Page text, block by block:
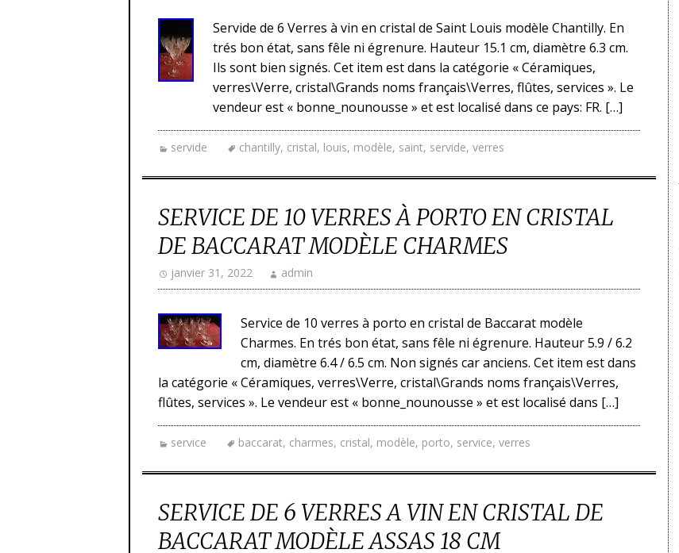
Servide de 6 Verres à vin en cristal de Saint Louis modèle Chantilly. En
trés bon état, sans fêle ni égrenure. Hauteur 15.1 cm, diamètre 6.3 cm.
Ils sont bien signés. Cet item est dans la catégorie « Céramiques,
verres\Verre, cristal\Grands noms français\Verres, flûtes, services ». Le
vendeur est « bonne_nounousse » et est localisé dans ce pays: FR. […]
servide chantilly, cristal, louis, modèle, saint, servide, verres
SERVICE DE 10 VERRES À PORTO EN CRISTAL
DE BACCARAT MODÈLE CHARMES
janvier 31, 2022 admin
Service de 10 verres à porto en cristal de Baccarat modèle
Charmes. En trés bon état, sans fêle ni égrenure. Hauteur 5.9 / 6.2
cm, diamètre 6.4 / 6.5 cm. Non signés car anciens. Cet item est dans
la catégorie « Céramiques, verres\Verre, cristal\Grands noms français\Verres,
flûtes, services ». Le vendeur est « bonne_nounousse » et est localisé dans […]
service baccarat, charmes, cristal, modèle, porto, service, verres
SERVICE DE 6 VERRES A VIN EN CRISTAL DE
BACCARAT MODÈLE ASSAS 18 CM